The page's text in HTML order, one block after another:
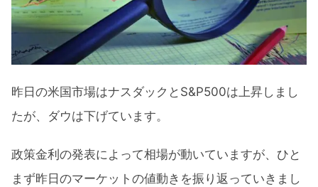
上げか
予想より低下した生産者物価指数
6月の注目イベントについて
昨日の米国市場はナスダックとS&P500は上昇しまし
たが、ダウは下げています。
政策金利の発表によって相場が動いていますが、ひと
まず昨日のマーケットの値動きを振り返っていきまし